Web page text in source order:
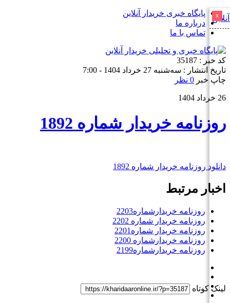
پایگاه خبری خریدار آنلاین
درباره ما
تماس با ما
x
کد خبر : 35187
تاریخ انتشار : سه‌شنبه 27 خرداد 1404 - 7:00
چاپ خبر 0 نظر
26 خرداد 1404
روزنامه خریدار شماره 1892
دانلود روزنامه خریدار شماره 1892
اخبار مرتبط
روزنامه خریدارشماره2203
روزنامه خریدار شماره 2202
روزنامه خریدار شماره2201
روزنامه خریدارشماره 2200
روزنامه خریدارشماره2199
لینک کوتاه